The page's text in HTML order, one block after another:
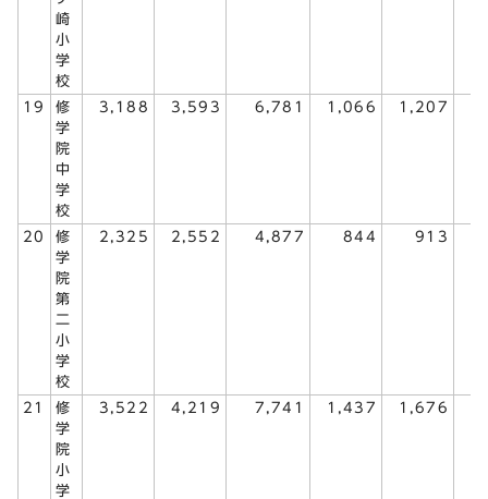
崎
小
学
校
19
修
学
院
中
学
校
3,188 3,593 6,781 1,066 1,207
20
修
学
院
第
二
小
学
校
2,325 2,552 4,877 844 913
21
修
学
院
小
学
3,522 4,219 7,741 1,437 1,676